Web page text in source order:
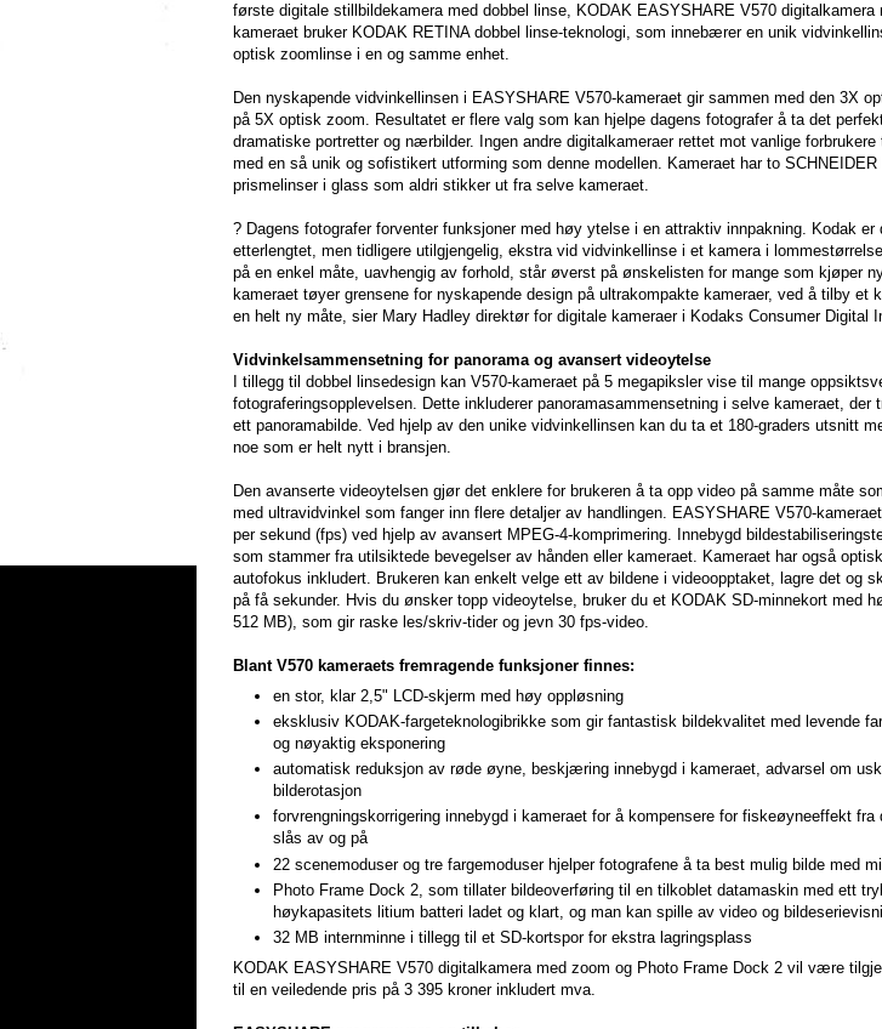
første digitale stillbildekamera med dobbel linse, KODAK EASYSHARE V570 digitalkamera
kameraet bruker KODAK RETINA dobbel linse-teknologi, som innebærer en unik
optisk zoomlinse i en og samme enhet.
Den nyskapende vidvinkellinsen i EASYSHARE V570-kameraet gir sammen med den 3X
på 5X optisk zoom. Resultatet er flere valg som kan hjelpe dagens fotografer å ta det
dramatiske portretter og nærbilder. Ingen andre digitalkameraer rettet mot vanlige
med en så unik og sofistikert utforming som denne modellen. Kameraet har to SCHNEIDER
prismelinser i glass som aldri stikker ut fra selve kameraet.
? Dagens fotografer forventer funksjoner med høy ytelse i en attraktiv innpakning. Kodak
etterlengtet, men tidligere utilgjengelig, ekstra vid vidvinkellinse i et kamera i
på en enkel måte, uavhengig av forhold, står øverst på ønskelisten for mange som kjøper
kameraet tøyer grensene for nyskapende design på ultrakompakte kameraer, ved å tilby et
en helt ny måte, sier Mary Hadley direktør for digitale kameraer i Kodaks Consumer Digital
Vidvinkelsammensetning for panorama og avansert videoytelse
I tillegg til dobbel linsedesign kan V570-kameraet på 5 megapiksler vise til mange
fotograferingsopplevelsen. Dette inkluderer panoramasammensetning i selve kameraet, der
ett panoramabilde. Ved hjelp av den unike vidvinkellinsen kan du ta et 180-graders utsnitt
noe som er helt nytt i bransjen.
Den avanserte videoytelsen gjør det enklere for brukeren å ta opp video på samme måte
med ultravidvinkel som fanger inn flere detaljer av handlingen. EASYSHARE V570-
per sekund (fps) ved hjelp av avansert MPEG-4-komprimering. Innebygd
som stammer fra utilsiktede bevegelser av hånden eller kameraet. Kameraet har også
autofokus inkludert. Brukeren kan enkelt velge ett av bildene i videoopptaket, lagre det og
på få sekunder. Hvis du ønsker topp videoytelse, bruker du et KODAK SD-minnekort med
512 MB), som gir raske les/skriv-tider og jevn 30 fps-video.
Blant V570 kameraets fremragende funksjoner finnes:
en stor, klar 2,5" LCD-skjerm med høy oppløsning
eksklusiv KODAK-fargeteknologibrikke som gir fantastisk bildekvalitet med levende
og nøyaktig eksponering
automatisk reduksjon av røde øyne, beskjæring innebygd i kameraet, advarsel om
bilderotasjon
forvrengningskorrigering innebygd i kameraet for å kompensere for fiskeøyneeffekt
slås av og på
22 scenemoduser og tre fargemoduser hjelper fotografene å ta best mulig bilde med
Photo Frame Dock 2, som tillater bildeoverføring til en tilkoblet datamaskin med ett
høykapasitets litium batteri ladet og klart, og man kan spille av video og
32 MB internminne i tillegg til et SD-kortspor for ekstra lagringsplass
KODAK EASYSHARE V570 digitalkamera med zoom og Photo Frame Dock 2 vil være
til en veiledende pris på 3 395 kroner inkludert mva.